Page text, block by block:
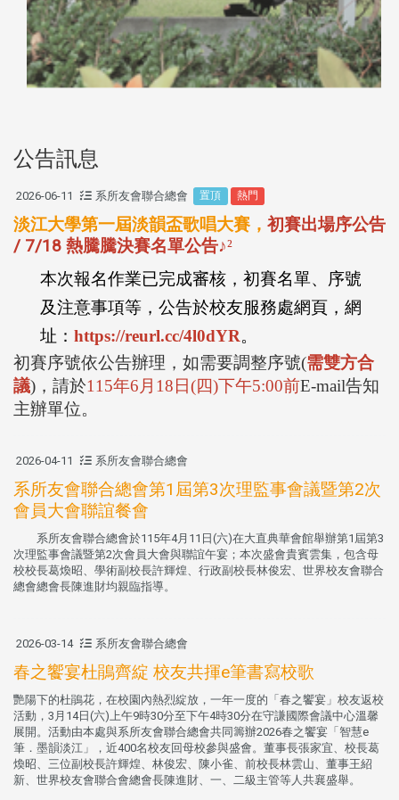
公告訊息
2026-06-11 系所友會聯合總會 置頂 熱門
淡江大學第一屆淡韻盃歌唱大賽， 初賽出場序公告
/ 7/18 熱騰騰決賽名單公告♪²
本次報名作業已完成審核，初賽名單、序號
及注意事項等，公告於校友服務處網頁，網
址： https://reurl.cc/4l0dYR。
初賽序號依公告辦理，如需要調整序號(需雙方合
議) ，請於115年6 月 18日(四)下午5:00前E-mail告知
主辦單位。
2026-04-11 系所友會聯合總會
系所友會聯合總會第1屆第3次理監事會議暨第2次
會員大會聯誼餐會
系所友會聯合總會於115年4月11日(六)在大直典華會館舉辦第1屆第3
次理監事會議暨第2次會員大會與聯誼午宴；本次盛會貴賓雲集，包含母
校校長葛煥昭、學術副校長許輝煌、行政副校長林俊宏、世界校友會聯合
總會總會長陳進財均親臨指導。
2026-03-14 系所友會聯合總會
春之饗宴杜鵑齊綻 校友共揮e筆書寫校歌
艷陽下的杜鵑花，在校園內熱烈綻放，一年一度的「春之饗宴」校友返校
活動，3月14日(六)上午9時30分至下午4時30分在守謙國際會議中心溫馨
展開。活動由本處與系所友會聯合總會共同籌辦2026春之饗宴「智慧e
筆．墨韻淡江」，近400名校友回母校參與盛會。董事長張家宜、校長葛
煥昭、三位副校長許輝煌、林俊宏、陳小雀、前校長林雲山、董事王紹
新、世界校友會聯合會總會長陳進財、一、二級主管等人共襄盛舉。